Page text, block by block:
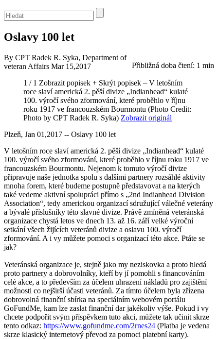
Oslavy 100 let
Přibližná doba čtení: 1 min
By CPT Radek R. Syka, Department of
veteran Affairs Mar 15,2017
1 / 1 Zobrazit popisek + Skrýt popisek – V letošním
roce slaví americká 2. pěší divize „Indianhead“ kulaté
100. výročí svého zformování, které proběhlo v říjnu
roku 1917 ve francouzském Bourmontu (Photo Credit:
Photo by CPT Radek R. Syka) Zobrazit originál
Plzeň, Jan 01,2017 -- Oslavy 100 let
V letošním roce slaví americká 2. pěší divize „Indianhead“ kulaté
100. výročí svého zformování, které proběhlo v říjnu roku 1917 ve
francouzském Bourmontu. Nejenom k tomuto výročí divize
připravuje naše jednotka spolu s dalšími partnery rozsáhlé aktivity
mnoha forem, které budeme postupně představovat a na kterých
také vedeme aktivní spolupráci přímo s „2nd Indianhead Division
Association“, tedy americkou organizací sdružující válečné veterány
a bývalé příslušníky této slavné divize. Právě zmíněná veteránská
organizace chystá letos ve dnech 13. až 16. září velké výroční
setkání všech žijících veteránů divize a oslavu 100. výročí
zformování. A i vy můžete pomoci s organizací této akce. Ptáte se
jak?
Veteránská organizace je, stejně jako my neziskovka a proto hledá
proto partnery a dobrovolníky, kteří by jí pomohli s financováním
celé akce, a to především za účelem uhrazení nákladů pro zajištění
možnosti co nejširší účasti veteránů. Za tímto účelem byla zřízena
dobrovolná finanční sbírka na speciálním webovém portálu
GoFundMe, kam lze zaslat finanční dar jakékoliv výše. Pokud i vy
chcete podpořit svým příspěvkem tuto akci, můžete tak učinit skrze
tento odkaz: https://www.gofundme.com/2rnes24 (Platba je vedena
skrze klasický internetový převod za pomoci platební karty).